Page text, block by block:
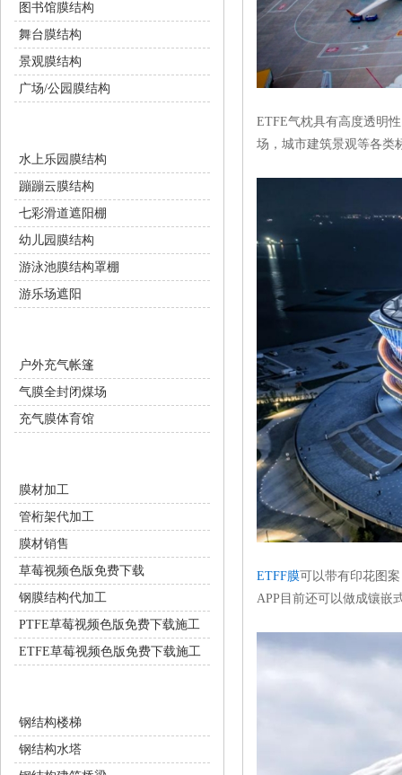
ETFE气枕具有高度透明性
场，城市建筑景观等各
ETFF膜可以带有印花图案
APP目前还可以做成镶嵌式
图书馆膜结构
舞台膜结构
景观膜结构
广场/公园膜结构
水上乐园膜结构
蹦蹦云膜结构
七彩滑道遮阳棚
幼儿园膜结构
游泳池膜结构罩棚
游乐场遮阳
户外充气帐篷
气膜全封闭煤场
充气膜体育馆
膜材加工
管桁架代加工
膜材销售
草莓视频色版免费下载
钢膜结构代加工
PTFE草莓视频色版免费下载施工
ETFE草莓视频色版免费下载施工
钢结构楼梯
钢结构水塔